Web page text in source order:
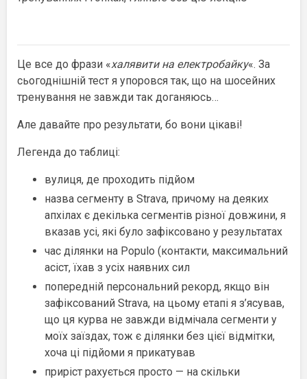
Це все до фрази «халявити на електробайку«. За
сьогоднішній тест я упоровся так, що на шосейних
тренування не завжди так доганяюсь…
Але давайте про результати, бо вони цікаві!
Легенда до таблиці:
вулиця, де проходить підйом
назва сегменту в Strava, причому на деяких
апхілах є декілька сегментів різної довжини, я
вказав усі, які було зафіксовано у результатах
час ділянки на Populo (контакти, максимальний
асіст, їхав з усіх наявних сил
попередній персональний рекорд, якщо він
зафіксований Strava, на цьому етапі я з’ясував,
що ця курва не завжди відмічала сегменти у
моїх заїздах, тож є ділянки без цієї відмітки,
хоча ці підйоми я прикатував
приріст рахується просто — на скільки